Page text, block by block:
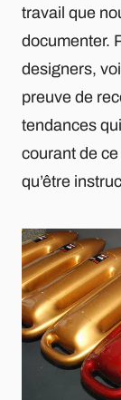
travail que
documenter.
designers,
preuve de
tendances
courant de
qu’être